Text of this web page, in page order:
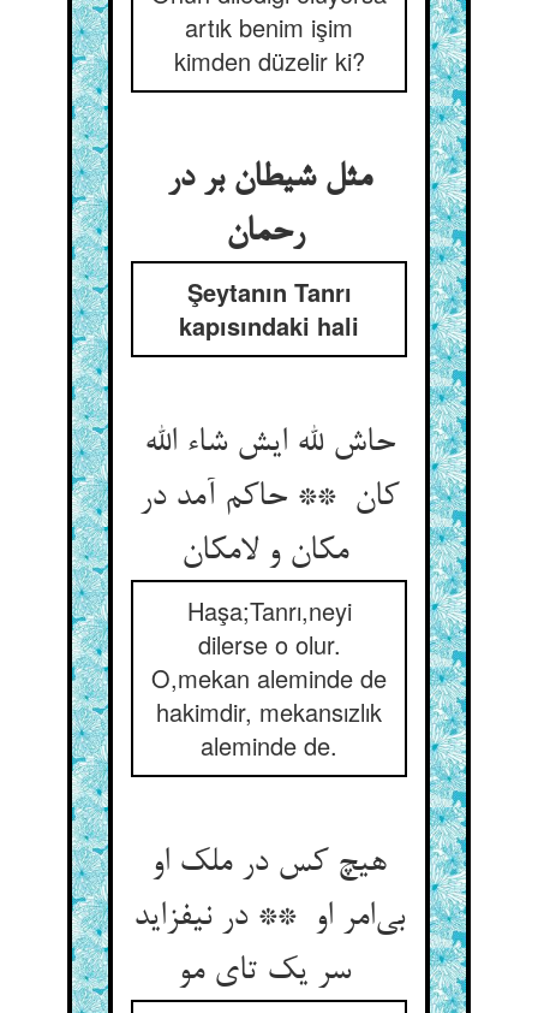
artık benim işim
kimden düzelir ki?
مثل شیطان بر در
رحمان
Şeytanın Tanrı
kapısındaki hali
حاش لله ایش شاء الله
کان ** حاکم آمد در
مکان و لامکان
Haşa;Tanrı,neyi
dilerse o olur.
O,mekan aleminde de
hakimdir, mekansızlık
aleminde de.
هیچ کس در ملک او
بی‌امر او ** در نیفزاید
سر یک تای مو